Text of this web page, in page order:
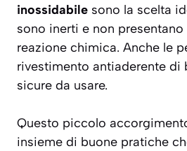
inossidabile sono la scelta
sono inerti e non
reazione chimica. Anche le
rivestimento antiaderente di
sicure da usare.
Questo piccolo
insieme di buone pratiche